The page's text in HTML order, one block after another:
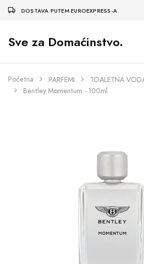
DOSTAVA PUTEM EUROEXPRESS-A
Sve za Domaćinstvo.
Početna PARFEMI
TOALETNA
Bentley Momentum - 100ml